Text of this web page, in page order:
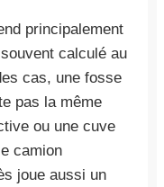
principalement
calculé au
cas, une fosse
pas la même
ou une cuve
camion
joue aussi un